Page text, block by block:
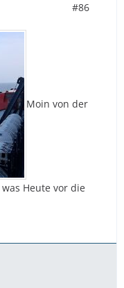
#86
Moin von der
Heute vor die